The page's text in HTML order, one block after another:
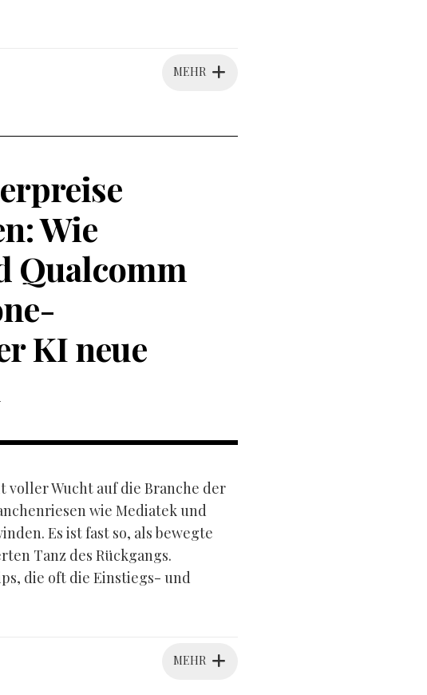
MEHR
Wie
Qualcomm
KI neue
voller Wucht auf die Branche der
wie Mediatek und
Es ist fast so, als bewegte
Tanz des Rückgangs.
die oft die Einstiegs- und
MEHR